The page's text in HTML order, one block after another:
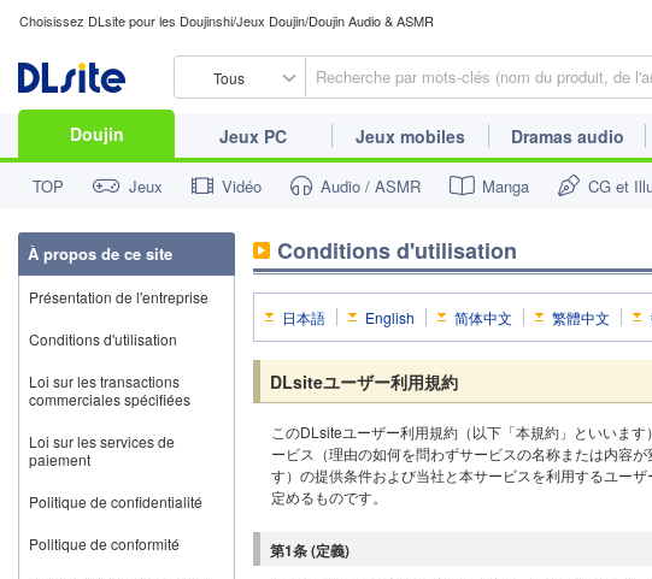
Choisissez DLsite pour les Doujinshi/Jeux Doujin/Doujin Audio & ASMR
Tous
Doujin Jeux PC Jeux mobiles Dramas audio
TOP Jeux Vidéo Audio / ASMR Manga CG et
Conditions d'utilisation
日本語 English 简体中文 繁體中文
DLsiteユーザー利用規約
このDLsiteユーザー利用規約（以下「本規約」といいま
ービス（理由の如何を問わずサービスの名称または内容
す）の提供条件および当社と本サービスを利用するユー
定めるものです。
第1条 (定義)
À propos de ce site
Présentation de l'entreprise
Conditions d'utilisation
Loi sur les transactions
commerciales spécifiées
Loi sur les services de
paiement
Politique de confidentialité
Politique de conformité